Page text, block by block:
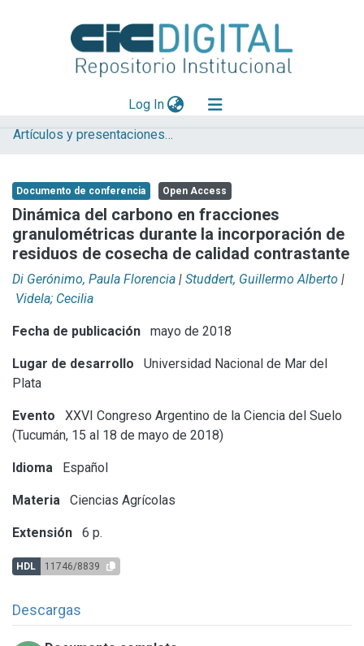
Log In(current)
Explorar
Aportar material
Statistics
Artículos y presentaciones en Congresos
Documento de conferencia Open Access
Dinámica del carbono en fracciones
granulométricas durante la incorporación de
residuos de cosecha de calidad contrastante
Di Gerónimo, Paula Florencia | Studdert, Guillermo Alberto |
Videla; Cecilia
Fecha de publicación mayo de 2018
Lugar de desarrollo
Universidad Nacional de Mar del
Plata
Evento
XXVI Congreso Argentino de la Ciencia del Suelo
(Tucumán, 15 al 18 de mayo de 2018)
Idioma Español
Materia Ciencias Agrícolas
Extensión 6 p.
HDL 11746/8839
Descargas